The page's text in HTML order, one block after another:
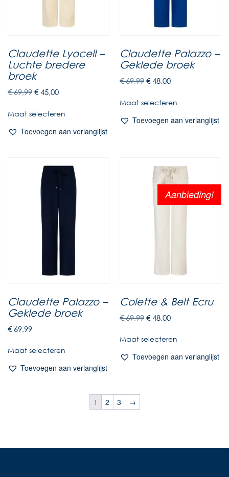
Claudette Lyocell –
Luchte bredere
broek
€69,99 €45,00
Maat selecteren
Toevoegen aan verlanglijst
Claudette Palazzo –
Geklede broek
€69,99 €48,00
Maat selecteren
Toevoegen aan verlanglijst
Claudette Palazzo –
Geklede broek
€ 69,99
Maat selecteren
Toevoegen aan verlanglijst
Aanbieding!
Colette & Belt Ecru
€69,99 € 48,00
Maat selecteren
Toevoegen aan verlanglijst
1 2 3 →